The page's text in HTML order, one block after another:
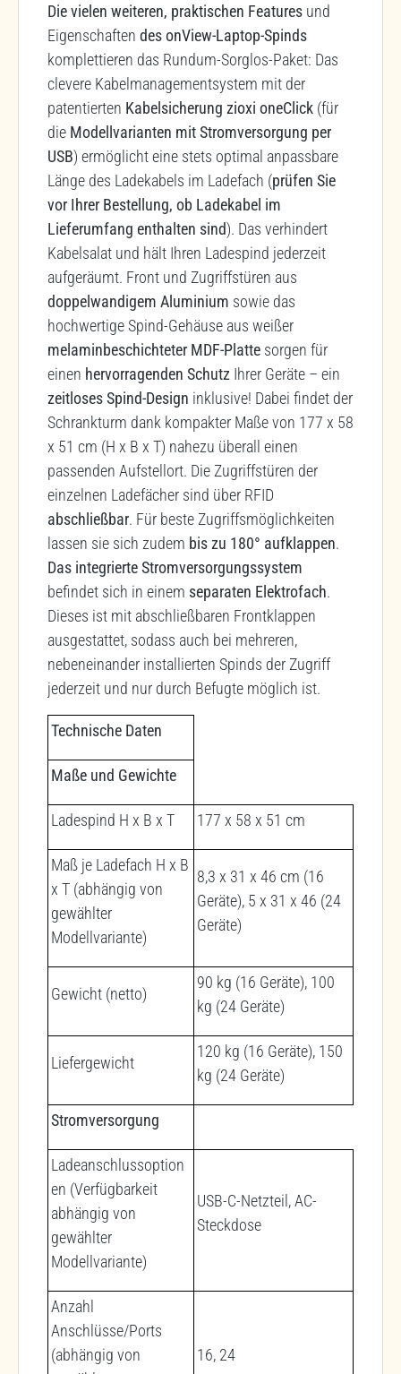
Die vielen weiteren, praktischen Features und
Eigenschaften des onView-Laptop-Spinds
komplettieren das Rundum-Sorglos-Paket: Das
clevere Kabelmanagementsystem mit der
patentierten Kabelsicherung zioxi oneClick (für
die Modellvarianten mit Stromversorgung per
USB) ermöglicht eine stets optimal anpassbare
Länge des Ladekabels im Ladefach (prüfen Sie
vor Ihrer Bestellung, ob Ladekabel im
Lieferumfang enthalten sind). Das verhindert
Kabelsalat und hält Ihren Ladespind jederzeit
aufgeräumt. Front und Zugriffstüren aus
doppelwandigem Aluminium sowie das
hochwertige Spind-Gehäuse aus weißer
melaminbeschichteter MDF-Platte sorgen für
einen hervorragenden Schutz Ihrer Geräte – ein
zeitloses Spind-Design inklusive! Dabei findet der
Schrankturm dank kompakter Maße von 177 x 58
x 51 cm (H x B x T) nahezu überall einen
passenden Aufstellort. Die Zugriffstüren der
einzelnen Ladefächer sind über RFID
abschließbar. Für beste Zugriffsmöglichkeiten
lassen sie sich zudem bis zu 180° aufklappen.
Das integrierte Stromversorgungssystem
befindet sich in einem separaten Elektrofach.
Dieses ist mit abschließbaren Frontklappen
ausgestattet, sodass auch bei mehreren,
nebeneinander installierten Spinds der Zugriff
jederzeit und nur durch Befugte möglich ist.
Technische Daten
Maße und Gewichte
Ladespind H x B x T 177 x 58 x 51 cm
Maß je Ladefach H x B
x T (abhängig von
gewählter
Modellvariante)
8,3 x 31 x 46 cm (16
Geräte), 5 x 31 x 46 (24
Geräte)
Gewicht (netto)
90 kg (16 Geräte), 100
kg (24 Geräte)
Liefergewicht
120 kg (16 Geräte), 150
kg (24 Geräte)
Stromversorgung
Ladeanschlussoption
en (Verfügbarkeit
abhängig von
gewählter
Modellvariante)
USB-C-Netzteil, AC-
Steckdose
Anzahl
Anschlüsse/Ports
(abhängig von
16, 24